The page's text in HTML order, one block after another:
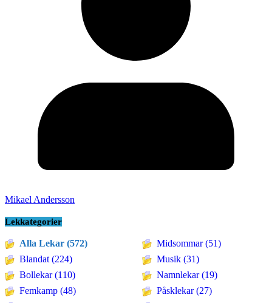
Mikael Andersson
Lekkategorier
Alla Lekar (572)
Blandat (224)
Bollekar (110)
Femkamp (48)
Midsommar (51)
Musik (31)
Namnlekar (19)
Påsklekar (27)